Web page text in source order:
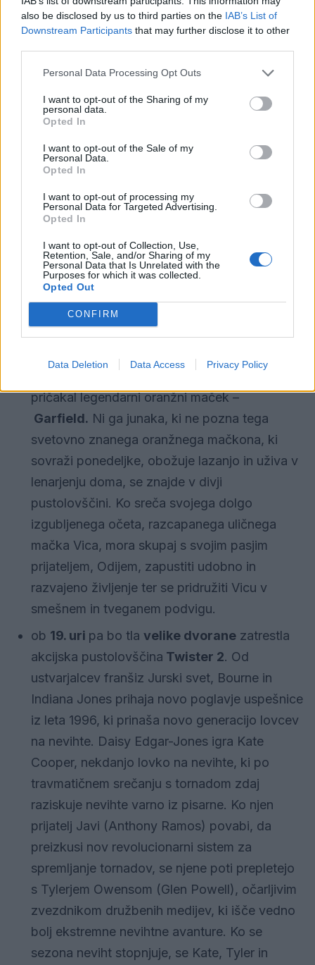
also be disclosed by us to third parties on the IAB’s List of
Downstream Participants that may further disclose it to other
Personal Data Processing Opt Outs
I want to opt-out of the Sharing of my
personal data.
Opted In
I want to opt-out of the Sale of my
Personal Data.
Opted In
I want to opt-out of processing my
Personal Data for Targeted Advertising.
Opted In
I want to opt-out of Collection, Use,
Retention, Sale, and/or Sharing of my
Personal Data that Is Unrelated with the
Purposes for which it was collected.
Opted Out
CONFIRM
Data Deletion Data Access Privacy Policy
Velenjska plaža bo vsako nedeljo med 14.
družine. Na teh prireditvah bodo potekali
animacijski programi, ustvarjalne delavnice,
športne igre ter predstavitve potapljaških
dejavnosti. Tokratna lokacija druženja je Cuba
Velenje, kjer bo potekala otroška delavnica na
temo“NASLIKAJ JEZERSKI PODVODNI
SVET”.
[vstaviclanek id="52502"]
Kino predstave
pričakal legendarni oranžni maček –
Garfield. Ni ga junaka, ki ne pozna tega
svetovno znanega oranžnega mačkona, ki
sovraži ponedeljke, obožuje lazanjo in uživa v
lenarjenju doma, se znajde v divji
pustolovščini. Ko sreča svojega dolgo
izgubljenega očeta, razcapanega uličnega
mačka Vica, mora skupaj s svojim pasjim
prijateljem, Odijem, zapustiti udobno in
razvajeno življenje ter se pridružiti Vicu v
smešnem in tveganem podvigu.
ob 19. uri pa bo tla velike dvorane zatrestla
akcijska pustolovščina Twister 2. Od
ustvarjalcev franšiz Jurski svet, Bourne in
Indiana Jones prihaja novo poglavje uspešnice
iz leta 1996, ki prinaša novo generacijo lovcev
na nevihte. Daisy Edgar-Jones igra Kate
Cooper, nekdanjo lovko na nevihte, ki po
travmatičnem srečanju s tornadom zdaj
raziskuje nevihte varno iz pisarne. Ko njen
prijatelj Javi (Anthony Ramos) povabi, da
preizkusi nov revolucionarni sistem za
spremljanje tornadov, se njene poti prepletejo
s Tylerjem Owensom (Glen Powell), očarljivim
zvezdnikom družbenih medijev, ki išče vedno
bolj ekstremne nevihtne avanture. Ko se
sezona neviht stopnjuje, se Kate, Tyler in